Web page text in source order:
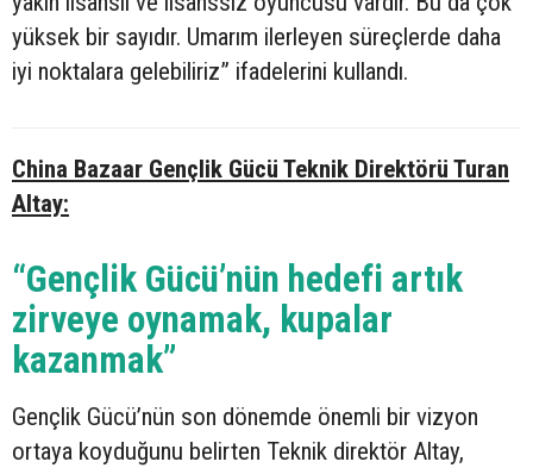
yüksek bir sayıdır. Umarım ilerleyen süreçlerde daha
iyi noktalara gelebiliriz” ifadelerini kullandı.
China Bazaar Gençlik Gücü Teknik Direktörü Turan
Altay:
“Gençlik Gücü’nün hedefi artık
zirveye oynamak, kupalar
kazanmak”
Gençlik Gücü’nün son dönemde önemli bir vizyon
ortaya koyduğunu belirten Teknik direktör Altay,